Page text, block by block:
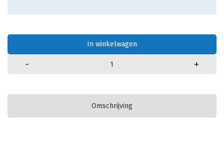
In winkelwagen
- +
Omschrijving